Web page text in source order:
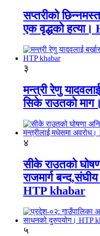
सप्तरीको
एक वृद्धको
३
मन्त्री रेणु
सिके राउतकाे
४
सीके राउतको
राजमार्ग
HTP khabar
५